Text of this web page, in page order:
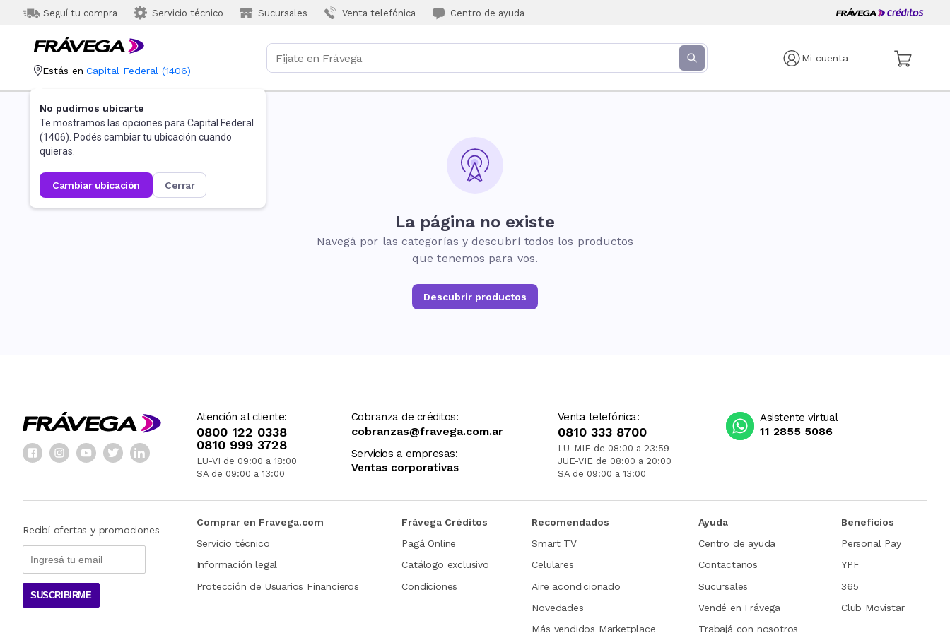
Seguí tu compra Servicio técnico Sucursales Venta telefónica Centro de ayuda
Mi cuenta
Estás en Capital Federal (1406)
No pudimos ubicarte
Te mostramos las opciones para Capital Federal
(1406). Podés cambiar tu ubicación cuando
quieras.
cambiar ubicación cerrar
La página no existe
Navegá por las categorías y descubrí todos los productos
que tenemos para vos.
Descubrir productos
Atención al cliente:
0800 122 0338
0810 999 3728
LU-VI de 09:00 a 18:00
SA de 09:00 a 13:00
Cobranza de créditos:
cobranzas@fravega.com.ar
Servicios a empresas:
Ventas corporativas
Venta telefónica:
0810 333 8700
LU-MIE de 08:00 a 23:59
JUE-VIE de 08:00 a 20:00
SA de 09:00 a 13:00
Asistente virtual
11 2855 5086
Recibí ofertas y promociones
SUSCRIBIRME
Comprar en Fravega.com
Servicio técnico
Información legal
Protección de Usuarios Financieros
Frávega Créditos
Pagá Online
Catálogo exclusivo
Condiciones
Recomendados
Smart TV
Celulares
Aire acondicionado
Novedades
Más vendidos Marketplace
Ayuda
Centro de ayuda
Contactanos
Sucursales
Vendé en Frávega
Trabajá con nosotros
Beneficios
Personal Pay
YPF
365
Club Movistar